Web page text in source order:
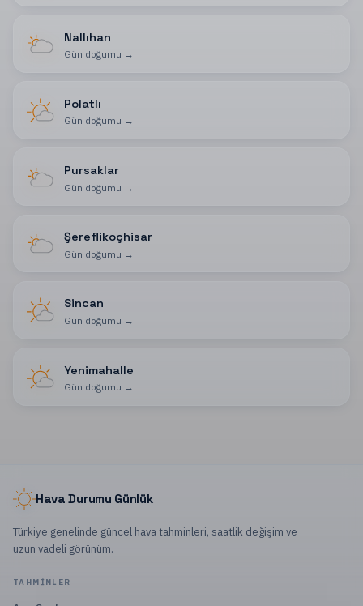
Nallıhan
Gün doğumu →
Polatlı
Gün doğumu →
Pursaklar
Gün doğumu →
Şereflikoçhisar
Gün doğumu →
Sincan
Gün doğumu →
Yenimahalle
Gün doğumu →
Hava Durumu Günlük
Türkiye genelinde güncel hava tahminleri, saatlik değişim ve
uzun vadeli görünüm.
TAHMINLER